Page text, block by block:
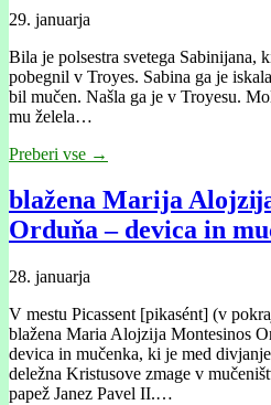
29. januarja
Bila je polsestra svetega Sabinijana,
pobegnil v Troyes. Sabina ga je
bil mučen. Našla ga je v Troyesu.
mu želela…
Preberi vse →
blažena Marija
Orduňa – devica in
28. januarja
V mestu Picassent [pikasént] (v
blažena Maria Alojzĳa Montesinos
devica in mučenka, ki je med
deležna Kristusove zmage v
papež Janez Pavel II.…